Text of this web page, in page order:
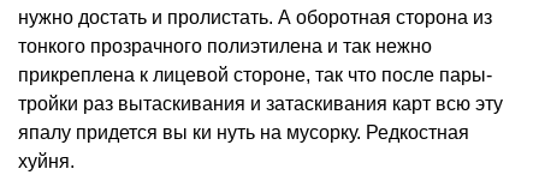
нужно достать и пролистать. А оборотная сторона из
тонкого прозрачного полиэтилена и так нежно
прикреплена к лицевой стороне, так что после пары-
тройки раз вытаскивания и затаскивания карт всю эту
япалу придется вы ки нуть на мусорку. Редкостная
хуйня.